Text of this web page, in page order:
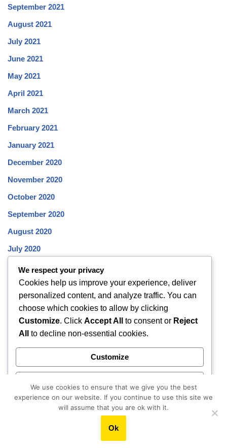
September 2021
August 2021
July 2021
June 2021
May 2021
April 2021
March 2021
February 2021
January 2021
December 2020
November 2020
October 2020
September 2020
August 2020
July 2020
June 2020
May 2020
April 2020
March 2020
February 2020
December 2019
November 2019
October 2019
We respect your privacy
Cookies help us improve your experience, deliver
personalized content, and analyze traffic. You can
choose which cookies to allow by clicking
Customize. Click Accept All to consent or Reject
All
to decline non-essential cookies.
Customize
Accept All
We use cookies to ensure that we give you the best
experience on our website. If you continue to use this site we
will assume that you are ok with it.
Ok